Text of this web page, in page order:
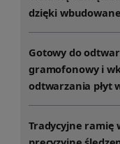
dzięki
Gotowy do
gramofonowy i
odtwarzania płyt
Tradycyjne ramię